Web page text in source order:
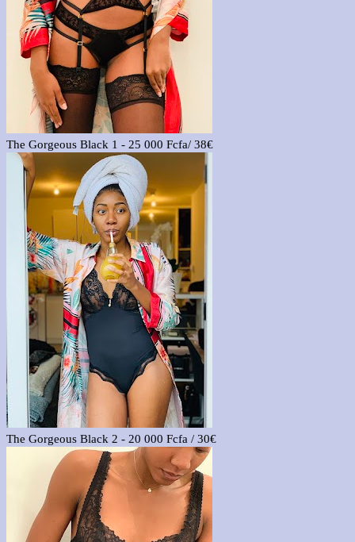
The Gorgeous Black 1 - 25 000 Fcfa/ 38€
The Gorgeous Black 2 - 20 000 Fcfa / 30€